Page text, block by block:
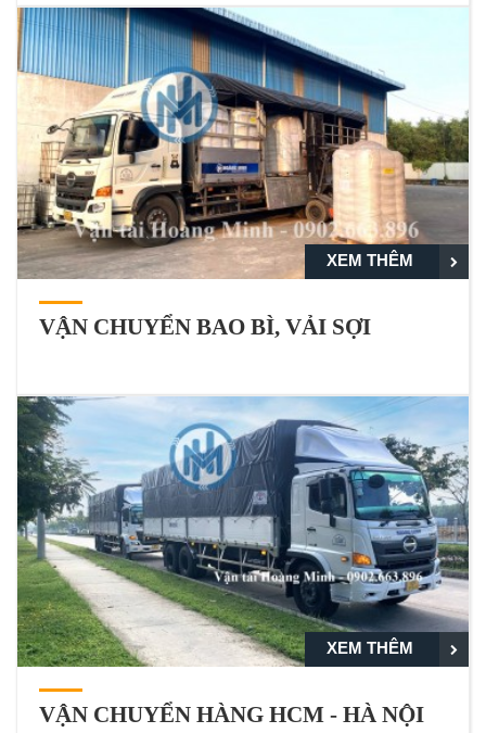
XEM THÊM
VẬN CHUYỂN BAO BÌ, VẢI SỢI
XEM THÊM
VẬN CHUYỂN HÀNG HCM - HÀ NỘI